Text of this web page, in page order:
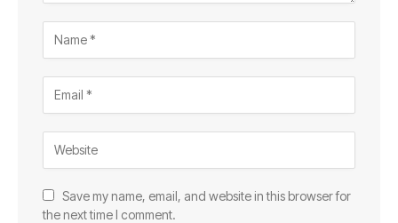
Save my name, email, and website in this browser for
the next time I comment.